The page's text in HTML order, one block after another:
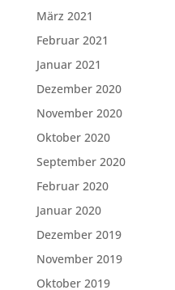
März 2021
Februar 2021
Januar 2021
Dezember 2020
November 2020
Oktober 2020
September 2020
Februar 2020
Januar 2020
Dezember 2019
November 2019
Oktober 2019